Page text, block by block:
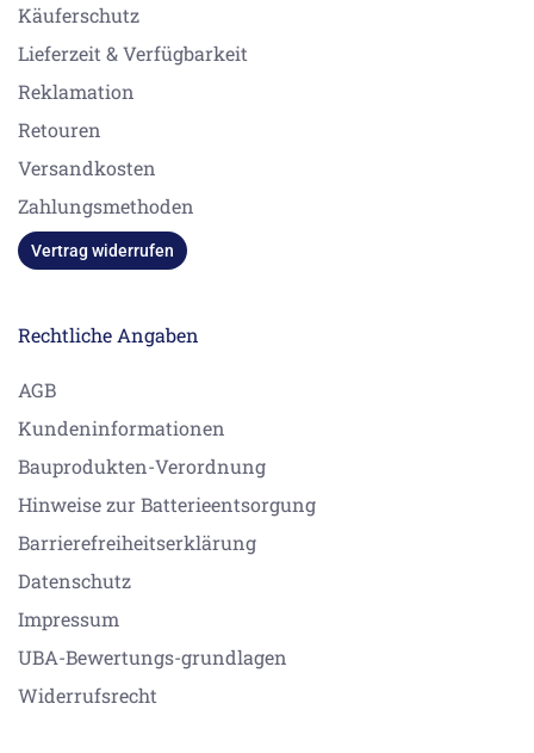
Käuferschutz
Lieferzeit & Verfügbarkeit
Reklamation
Retouren
Versandkosten
Zahlungsmethoden
Vertrag widerrufen
Rechtliche Angaben
AGB
Kundeninformationen
Bauprodukten-Verordnung
Hinweise zur Batterieentsorgung
Barrierefreiheitserklärung
Datenschutz
Impressum
UBA-Bewertungs-grundlagen
Widerrufsrecht